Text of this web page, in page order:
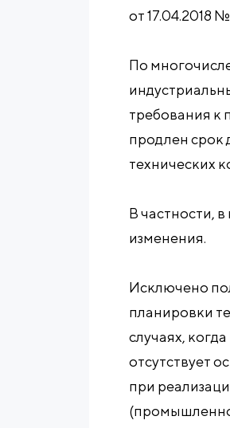
от 17.04.2018
По
требования к
продлен срок
технических
В частности,
изменения.
Исключено
планировки
случаях,
отсутствует
при